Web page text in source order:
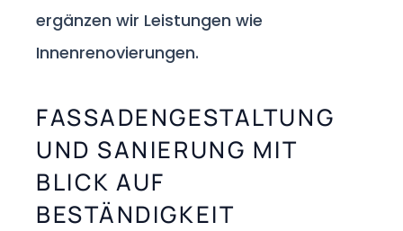
ergänzen wir Leistungen wie
Innenrenovierungen.
FASSADENGESTALTUNG
UND SANIERUNG MIT
BLICK AUF
BESTÄNDIGKEIT